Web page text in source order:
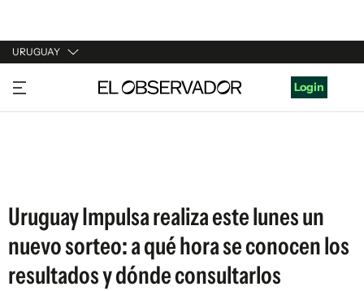
URUGUAY
URUGUAY
ARGENTINA
Login
Uruguay Impulsa realiza este lunes un
nuevo sorteo: a qué hora se conocen los
resultados y dónde consultarlos